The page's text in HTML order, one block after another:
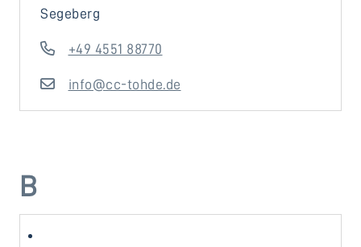
Segeberg
+49 4551 88770
info@cc-tohde.de
B